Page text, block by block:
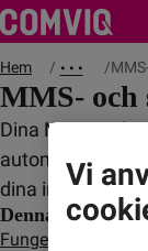
Hem • • •
MMS-
Dina MMS- och
automatiskt om
dina inställningar
Denna artikel
Fungerar det inte
Vi